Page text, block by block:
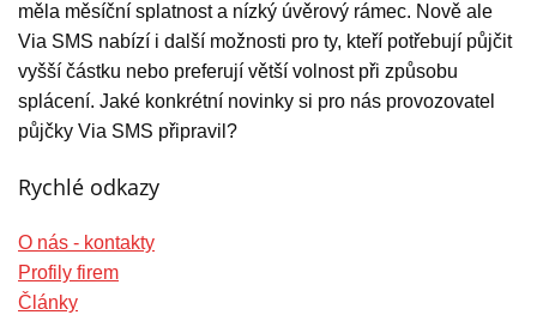
měla měsíční splatnost a nízký úvěrový rámec. Nově ale
Via SMS nabízí i další možnosti pro ty, kteří potřebují půjčit
vyšší částku nebo preferují větší volnost při způsobu
splácení. Jaké konkrétní novinky si pro nás provozovatel
půjčky Via SMS připravil?
Rychlé odkazy
O nás - kontakty
Profily firem
Články